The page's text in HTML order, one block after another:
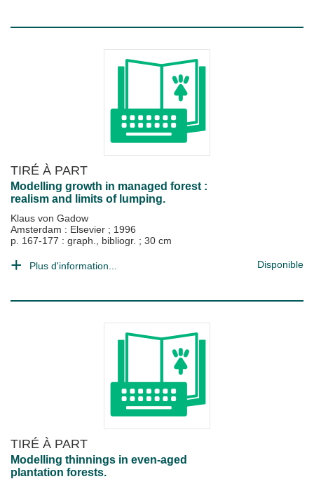
TIRÉ À PART
Modelling growth in managed forest :
realism and limits of lumping.
Klaus von Gadow
Amsterdam : Elsevier ; 1996
p. 167-177 : graph., bibliogr. ; 30 cm
Plus d'information... Disponible
TIRÉ À PART
Modelling thinnings in even-aged
plantation forests.